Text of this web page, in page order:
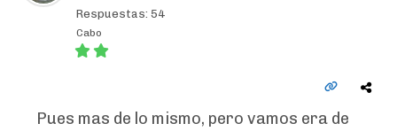
Respuestas: 54
Cabo
Pues mas de lo mismo, pero vamos era de